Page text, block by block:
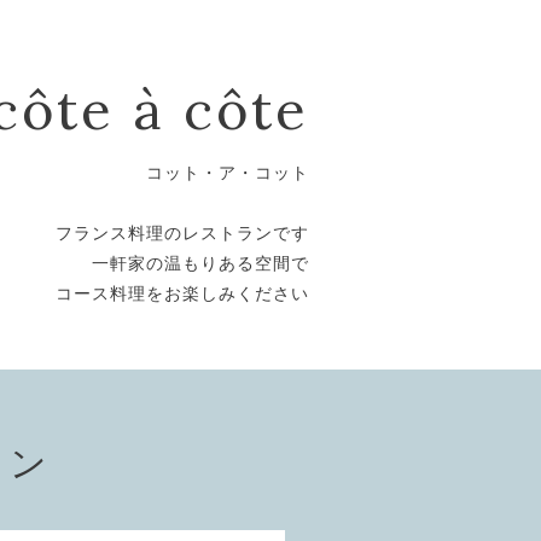
à côte
コット・ア・コット
フランス料理のレストランです
一軒家の温もりある空間で
コース料理をお楽しみください